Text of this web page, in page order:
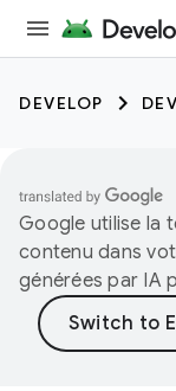
DEVELOP
Google utilise la
contenu dans
générées par IA